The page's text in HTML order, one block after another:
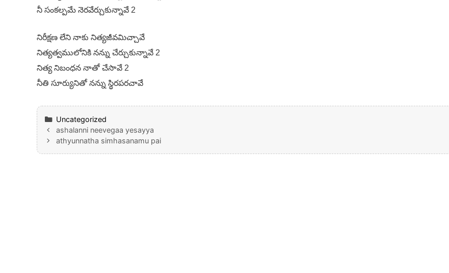
నీ సంకల్పమే నెరవేర్చుకున్నావే 2
నిరీక్షణ లేని నాకు నిత్యజీవమిచ్చావే
నిత్యత్వములోనికి నన్ను చేర్చుకున్నావే 2
నిత్య నిబంధన నాతో చేసావే 2
నీతి సూర్యునితో నన్ను స్థిరపరచావే
Categories
Uncategorized
ashalanni neevegaa yesayya
athyunnatha simhasanamu pai